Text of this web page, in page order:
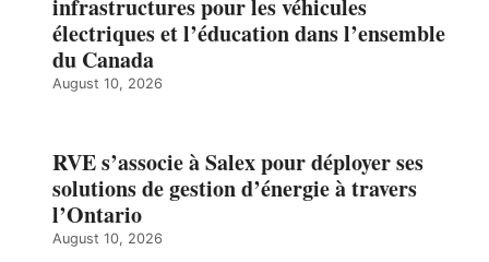
infrastructures pour les véhicules
électriques et l’éducation dans l’ensemble
du Canada
August 10, 2026
RVE s’associe à Salex pour déployer ses
solutions de gestion d’énergie à travers
l’Ontario
August 10, 2026